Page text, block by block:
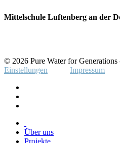
Mittelschule Luftenberg an der
© 2026 Pure Water for Generations
Einstellungen
Impressum
Über uns
Projekte